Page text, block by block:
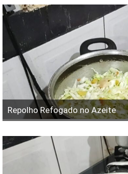
Repolho Refogado no Azeite